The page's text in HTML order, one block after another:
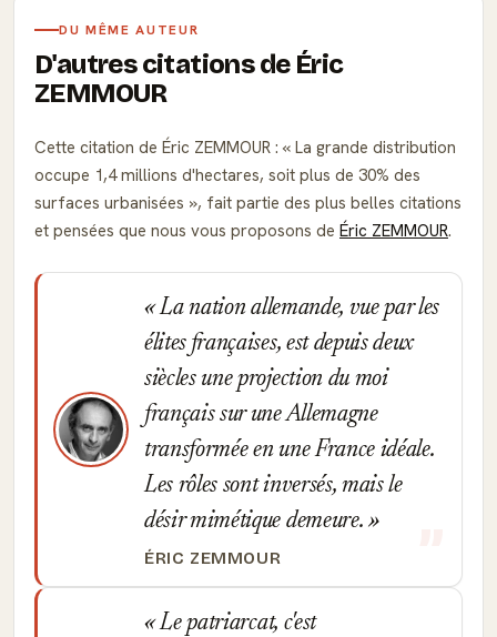
DU MÊME AUTEUR
D'autres citations de Éric
ZEMMOUR
Cette citation de Éric ZEMMOUR :
La grande distribution
occupe 1,4 millions d'hectares, soit plus de 30% des
surfaces urbanisées
, fait partie des plus belles citations
et pensées que nous vous proposons de Éric ZEMMOUR.
La nation allemande, vue par les
élites françaises, est depuis deux
siècles une projection du moi
français sur une Allemagne
transformée en une France idéale.
Les rôles sont inversés, mais le
désir mimétique demeure.
ÉRIC ZEMMOUR
Le patriarcat, c'est